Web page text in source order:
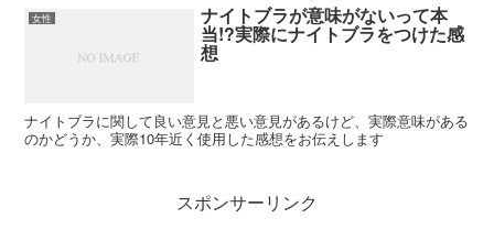
女性 ナイトブラが意味がないって本
当!?実際にナイトブラをつけた感
想
ナイトブラに関して良い意見と悪い意見があるけど、実際意味がある
のかどうか、実際10年近く使用した感想をお伝えします
スポンサーリンク